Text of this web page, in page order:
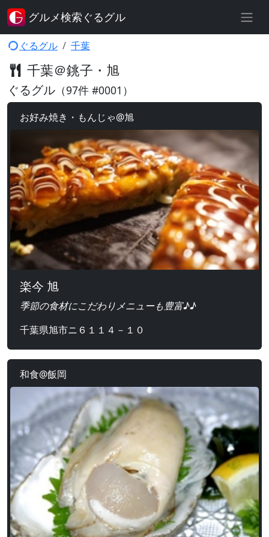
ぐるグル 千葉
千葉＠銚子・旭
ぐるグル （97件 #0001）
お好み焼き・もんじゃ@旭
楽今 旭
季節の食材にこだわりメニューも豊富♪♪
千葉県旭市ニ６１１４－１０
和食@飯岡
グルメ検索ぐるグル